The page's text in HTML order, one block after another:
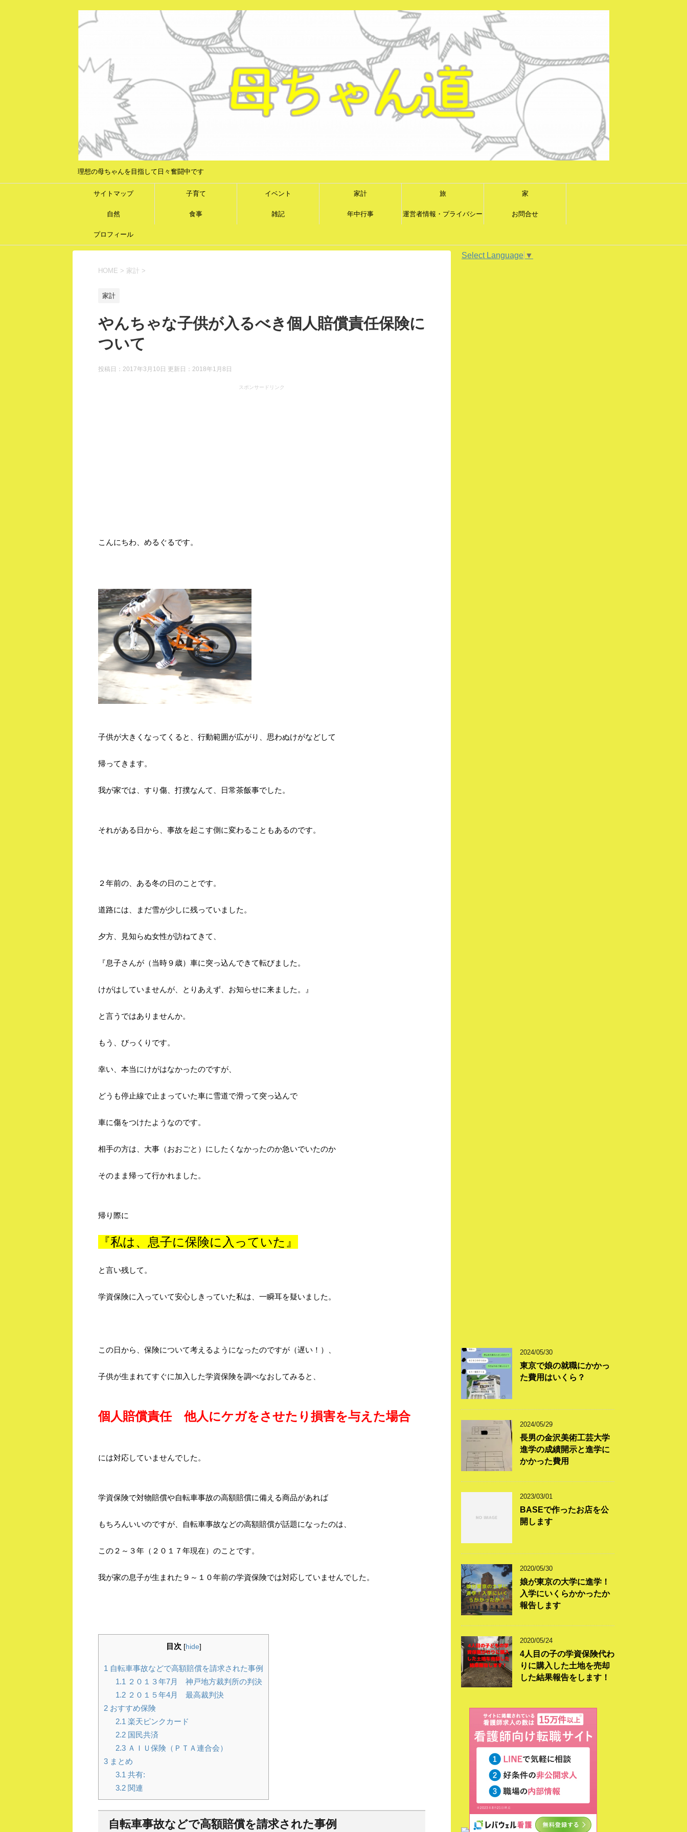
理想の母ちゃんを目指して日々奮闘中です
サイトマップ 子育て イベント 家計 旅 家
自然 食事 雑記 年中行事 運営者情報・プライバシー お問合せ
プロフィール
HOME > 家計 >
家計
やんちゃな子供が入るべき個人賠償責任保険に
ついて
投稿日：2017年3月10日 更新日： 2018年1月8日
スポンサードリンク
こんにちわ、めるぐるです。
子供が大きくなってくると、行動範囲が広がり、思わぬけがなどして
帰ってきます。
我が家では、すり傷、打撲なんて、日常茶飯事でした。
それがある日から、事故を起こす側に変わることもあるのです。
２年前の、ある冬の日のことです。
道路には、まだ雪が少しに残っていました。
夕方、見知らぬ女性が訪ねてきて、
『息子さんが（当時９歳）車に突っ込んできて転びました。
けがはしていませんが、とりあえず、お知らせに来ました。』
と言うではありませんか。
もう、びっくりです。
幸い、本当にけがはなかったのですが、
どうも停止線で止まっていた車に雪道で滑って突っ込んで
車に傷をつけたようなのです。
相手の方は、大事（おおごと）にしたくなかったのか急いでいたのか
そのまま帰って行かれました。
帰り際に
『私は、息子に保険に入っていた』
と言い残して。
学資保険に入っていて安心しきっていた私は、一瞬耳を疑いました。
この日から、保険について考えるようになったのですが（遅い！）、
子供が生まれてすぐに加入した学資保険を調べなおしてみると、
個人賠償責任 他人にケガをさせたり損害を与えた場合
には対応していませんでした。
学資保険で対物賠償や自転車事故の高額賠償に備える商品があれば
もちろんいいのですが、自転車事故などの高額賠償が話題になったのは、
この２～３年（２０１７年現在）のことです。
我が家の息子が生まれた９～１０年前の学資保険では対応していませんでした。
目次 [hide]
1 自転車事故などで高額賠償を請求された事例
1.1 ２０１３年7月 神戸地方裁判所の判決
1.2２０１５年4月 最高裁判決
2 おすすめ保険
2.1 楽天ピンクカード
2.2国民共済
2.3ＡＩＵ保険（ＰＴＡ連合会）
3 まとめ
3.1 共有:
3.2関連
自転車事故などで高額賠償を請求された事例
Select Language ▼
2024/05/30
東京で娘の就職にかかっ
た費用はいくら？
2024/05/29
長男の金沢美術工芸大学
進学の成績開示と進学に
かかった費用
2023/03/01
BASEで作ったお店を公
開します
2020/05/30
娘が東京の大学に進学！
入学にいくらかかったか
報告します
2020/05/24
4人目の子の学資保険代わ
りに購入した土地を売却
した結果報告をします！